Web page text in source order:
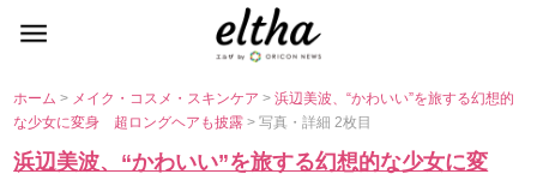
ホーム> メイク・コスメ・スキンケア>浜辺美波、“かわいい”を旅する幻想的
な少女に変身 超ロングヘアも披露> 写真・詳細 2枚目
浜辺美波、“かわいい”を旅する幻想的な少女に変